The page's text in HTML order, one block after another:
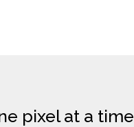
pixel at a time